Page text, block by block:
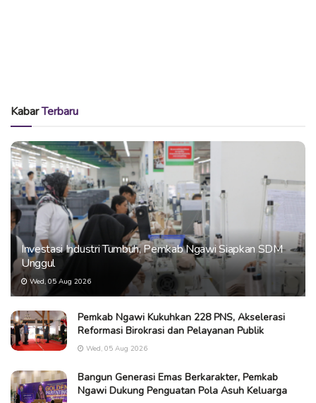
KabarTerbaru
Investasi Industri Tumbuh, Pemkab Ngawi Siapkan SDM
Unggul
Wed, 05 Aug 2026
Pemkab Ngawi Kukuhkan 228 PNS, Akselerasi
Reformasi Birokrasi dan Pelayanan Publik
Wed, 05 Aug 2026
Bangun Generasi Emas Berkarakter, Pemkab
Ngawi Dukung Penguatan Pola Asuh Keluarga